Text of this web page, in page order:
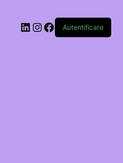
Autentificare